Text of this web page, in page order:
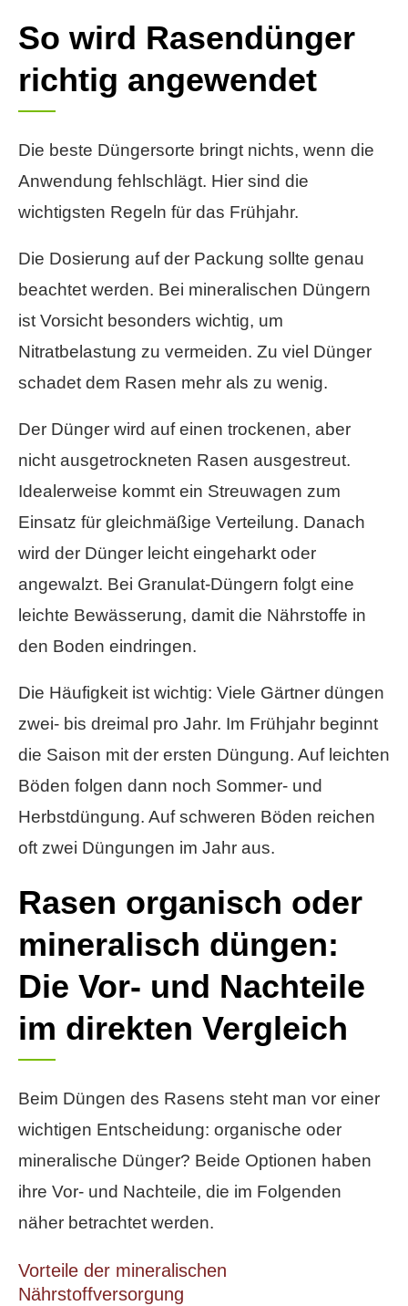
So wird Rasendünger
richtig angewendet
Die beste Düngersorte bringt nichts, wenn die
Anwendung fehlschlägt. Hier sind die
wichtigsten Regeln für das Frühjahr.
Die Dosierung auf der Packung sollte genau
beachtet werden. Bei mineralischen Düngern
ist Vorsicht besonders wichtig, um
Nitratbelastung zu vermeiden. Zu viel Dünger
schadet dem Rasen mehr als zu wenig.
Der Dünger wird auf einen trockenen, aber
nicht ausgetrockneten Rasen ausgestreut.
Idealerweise kommt ein Streuwagen zum
Einsatz für gleichmäßige Verteilung. Danach
wird der Dünger leicht eingeharkt oder
angewalzt. Bei Granulat-Düngern folgt eine
leichte Bewässerung, damit die Nährstoffe in
den Boden eindringen.
Die Häufigkeit ist wichtig: Viele Gärtner düngen
zwei- bis dreimal pro Jahr. Im Frühjahr beginnt
die Saison mit der ersten Düngung. Auf leichten
Böden folgen dann noch Sommer- und
Herbstdüngung. Auf schweren Böden reichen
oft zwei Düngungen im Jahr aus.
Rasen organisch oder
mineralisch düngen:
Die Vor- und Nachteile
im direkten Vergleich
Beim Düngen des Rasens steht man vor einer
wichtigen Entscheidung: organische oder
mineralische Dünger? Beide Optionen haben
ihre Vor- und Nachteile, die im Folgenden
näher betrachtet werden.
Vorteile der mineralischen
Nährstoffversorgung